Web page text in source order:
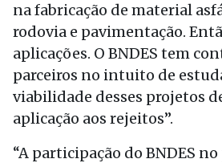
na fabricação de material
rodovia e pavimentação.
aplicações. O BNDES tem
parceiros no intuito de
viabilidade desses projetos
aplicação aos rejeitos”.
“A participação do BNDES